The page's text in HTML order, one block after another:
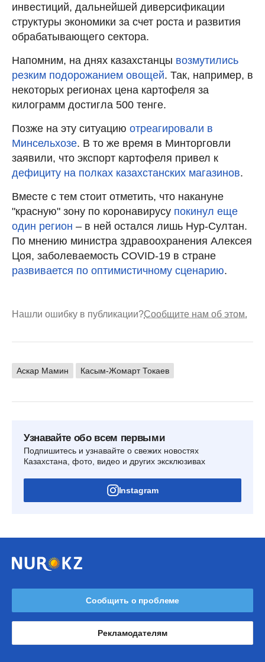
инвестиций, дальнейшей диверсификации
структуры экономики за счет роста и развития
обрабатывающего сектора.
Напомним, на днях казахстанцы возмутились
резким подорожанием овощей. Так, например, в
некоторых регионах цена картофеля за
килограмм достигла 500 тенге.
Позже на эту ситуацию отреагировали в
Минсельхозе. В то же время в Минторговли
заявили, что экспорт картофеля привел к
дефициту на полках казахстанских магазинов.
Вместе с тем стоит отметить, что накануне
"красную" зону по коронавирусу покинул еще
один регион – в ней остался лишь Нур-Султан.
По мнению министра здравоохранения Алексея
Цоя, заболеваемость COVID-19 в стране
развивается по оптимистичному сценарию.
Нашли ошибку в публикации?Сообщите нам об этом.
Аскар Мамин Касым-Жомарт Токаев
Узнавайте обо всем первыми
Подпишитесь и узнавайте о свежих новостях
Казахстана, фото, видео и других эксклюзивах
Instagram
Сообщить о проблеме
Рекламодателям